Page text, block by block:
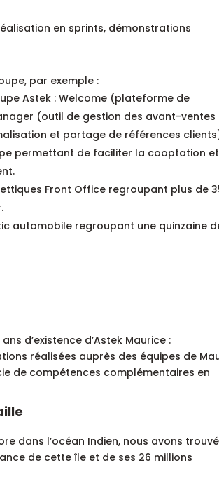
en sprints, démonstrations
par exemple :
Astek : Welcome (plateforme de
(outil de gestion des avant-ventes
et partage de références
permettant de faciliter la cooptation
Front Office regroupant plus de
automobile regroupant une quinzaine
d’existence d’Astek Maurice :
réalisées auprès des équipes de
de compétences complémentaires en
dans l’océan Indien, nous avons
de cette île et de ses 26 millions